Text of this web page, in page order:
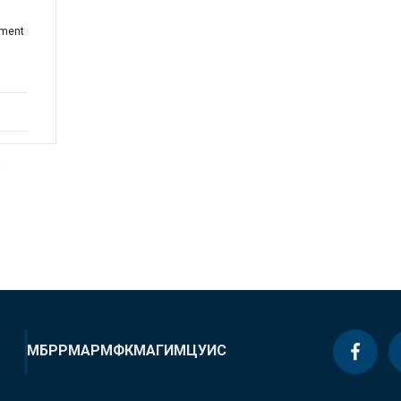
МБРРМАРМФКМАГИМЦУИС